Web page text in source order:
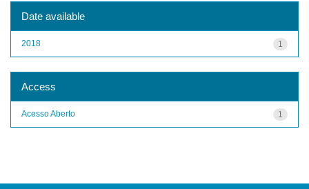
Date available
1
2018
Access
1
Acesso Aberto